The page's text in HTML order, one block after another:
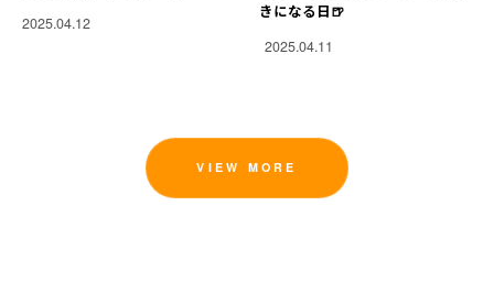
2025.04.12
きになる日🍺
2025.04.11
VIEW MORE